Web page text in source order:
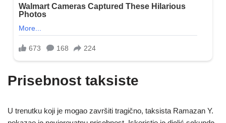
Prisebnost taksiste
U trenutku koji je mogao završiti tragično, taksista Ramazan Y.